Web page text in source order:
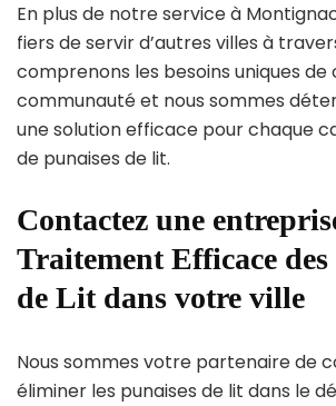
En plus de notre service à
fiers de servir d’autres villes à
comprenons les besoins uniques de
communauté et nous sommes
une solution efficace pour chaque
de punaises de lit.
Contactez une
Traitement Efficace des
de Lit dans votre ville
Nous sommes votre partenaire de
éliminer les punaises de lit dans le